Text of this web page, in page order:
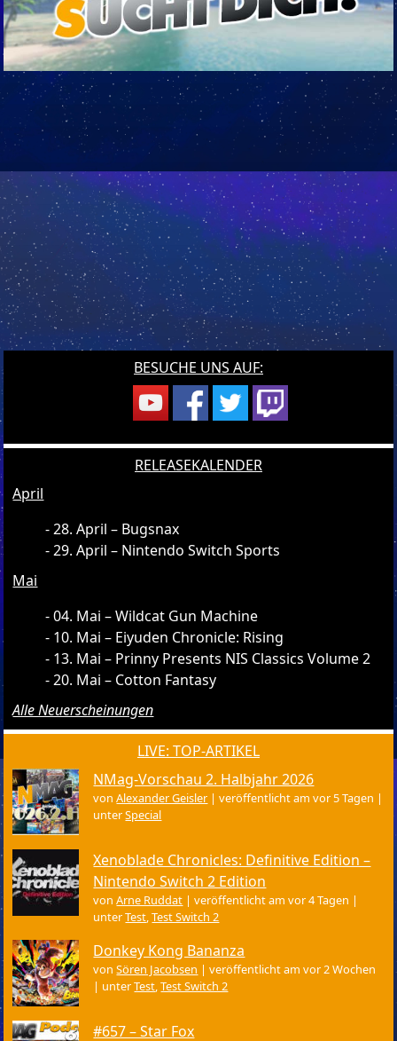
BESUCHE UNS AUF:
RELEASEKALENDER
April
28. April – Bugsnax
29. April – Nintendo Switch Sports
Mai
04. Mai – Wildcat Gun Machine
10. Mai – Eiyuden Chronicle: Rising
13. Mai – Prinny Presents NIS Classics Volume 2
20. Mai – Cotton Fantasy
Alle Neuerscheinungen
LIVE: TOP-ARTIKEL
NMag-Vorschau 2. Halbjahr 2026
vonAlexander Geisler |veröffentlicht am vor 5 Tagen |
unterSpecial
Xenoblade Chronicles: Definitive Edition –
Nintendo Switch 2 Edition
vonArne Ruddat |veröffentlicht am vor 4 Tagen |
unterTest,Test Switch 2
Donkey Kong Bananza
vonSören Jacobsen |veröffentlicht am vor 2 Wochen
| unterTest,Test Switch 2
#657 – Star Fox